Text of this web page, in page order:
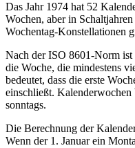
Das Jahr 1974 hat 52
Wochen, aber in
Wochentag-Konstellationen
Nach der ISO 8601-Norm ist
die Woche, die mindestens
bedeutet, dass die erste
einschließt. Kalenderwochen
sonntags.
Die Berechnung der
Wenn der 1. Januar ein